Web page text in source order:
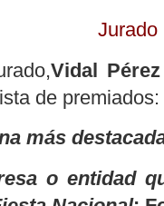
Jurado
Vidal
de premiados:
más
o entidad